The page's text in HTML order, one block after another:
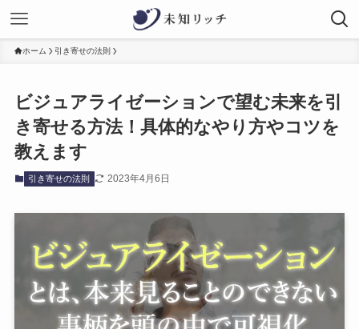
ホーム 引き寄せの法則
ビジュアライゼーションで望む未来を引
き寄せる方法！具体的なやり方やコツを
教えます
引き寄せの法則 2023年4月6日